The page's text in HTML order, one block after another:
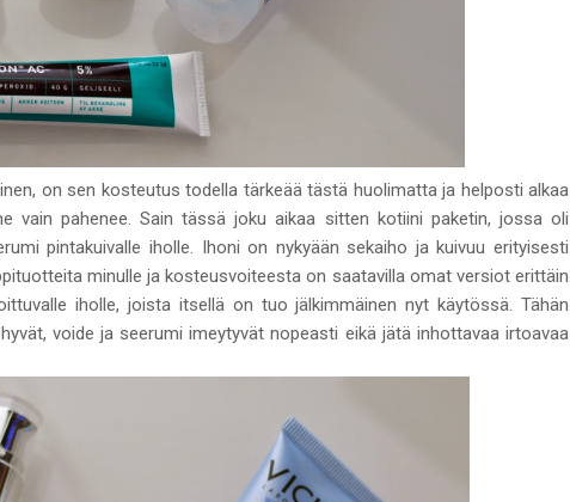
on sen kosteutus todella tärkeää tästä huolimatta ja helposti alkaa
vain pahenee. Sain tässä joku aikaa sitten kotiini paketin, jossa oli
pintakuivalle iholle. Ihoni on nykyään sekaiho ja kuivuu erityisesti
minulle ja kosteusvoiteesta on saatavilla omat versiot erittäin
iholle, joista itsellä on tuo jälkimmäinen nyt käytössä. Tähän
voide ja seerumi imeytyvät nopeasti eikä jätä inhottavaa irtoavaa